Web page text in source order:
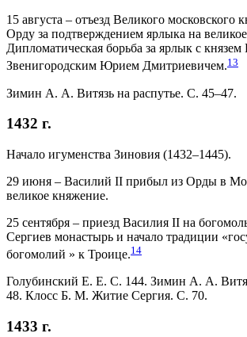
15 августа – отъезд Великого московского
Орду за подтверждением ярлыка на
Дипломатическая борьба за ярлык с
Звенигородским Юрием Дмитриевичем.13
Зимин А. А. Витязь на распутье. С. 45–47.
1432 г.
Начало игуменства Зиновия (1432–1445).
29 июня – Василий II прибыл из Орды в
великое княжение.
25 сентября – приезд Василия II на
Сергиев монастырь и начало традиции
богомолий » к Троице.14
Голубинский Е. Е. С. 144. Зимин А. А.
48. Клосс Б. М. Житие Сергия. С. 70.
1433 г.